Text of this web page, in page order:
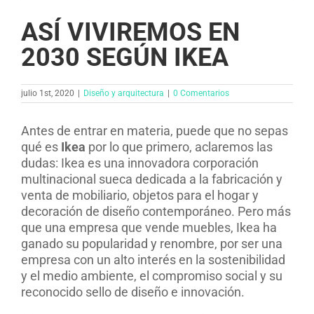
ASÍ VIVIREMOS EN
2030 SEGÚN IKEA
julio 1st, 2020 Diseño y arquitectura​ 0 Comentarios
Antes de entrar en materia, puede que no sepas
qué es Ikea por lo que primero, aclaremos las
dudas: Ikea es una innovadora corporación
multinacional sueca dedicada a la fabricación y
venta de mobiliario, objetos para el hogar y
decoración de diseño contemporáneo. Pero más
que una empresa que vende muebles, Ikea ha
ganado su popularidad y renombre, por ser una
empresa con un alto interés en la sostenibilidad
y el medio ambiente, el compromiso social y su
reconocido sello de diseño e innovación.